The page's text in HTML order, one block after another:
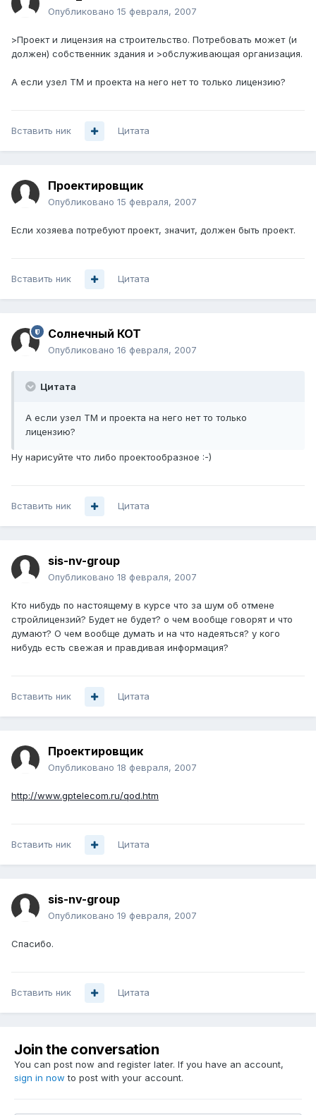
Опубликовано 15 февраля, 2007
>Проект и лицензия на строительство. Потребовать может (и
должен) собственник здания и >обслуживающая организация.
А если узел ТМ и проекта на него нет то только лицензию?
Вставить ник Цитата
Проектировщик
Опубликовано 15 февраля, 2007
Если хозяева потребуют проект, значит, должен быть проект.
Вставить ник Цитата
Солнечный КОТ
Опубликовано 16 февраля, 2007
Цитата
А если узел ТМ и проекта на него нет то только
лицензию?
Ну нарисуйте что либо проектообразное :-)
Вставить ник Цитата
sis-nv-group
Опубликовано 18 февраля, 2007
Кто нибудь по настоящему в курсе что за шум об отмене
стройлицензий? Будет не будет? о чем вообще говорят и что
думают? О чем вообще думать и на что надеяться? у кого
нибудь есть свежая и правдивая информация?
Вставить ник Цитата
Проектировщик
Опубликовано 18 февраля, 2007
http://www.gptelecom.ru/qod.htm
Вставить ник Цитата
sis-nv-group
Опубликовано 19 февраля, 2007
Спасибо.
Вставить ник Цитата
Join the conversation
You can post now and register later. If you have an account,
sign in now to post with your account.